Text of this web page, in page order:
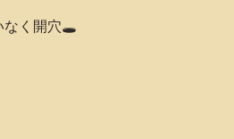
なく開穴🕳